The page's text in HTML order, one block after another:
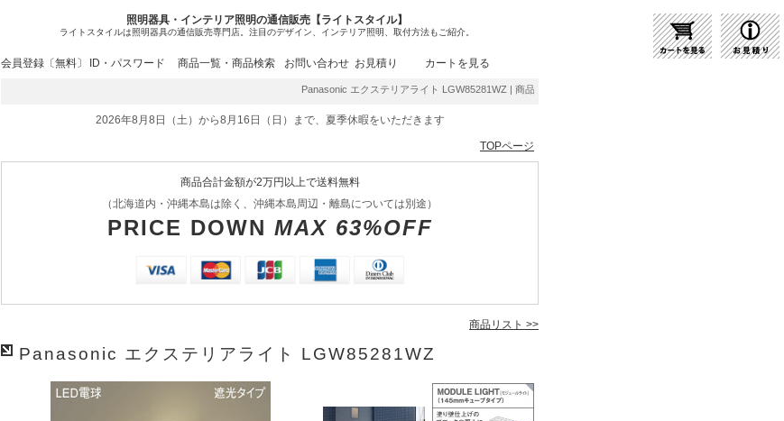
照明器具・インテリア照明の通信販売【ライトスタイル】
ライトスタイルは照明器具の通信販売専門店。注目のデザイン、インテリア照明、取付方法もご紹介。
会員登録〔無料〕 ID・パスワード 商品一覧・商品検索 お問い合わせ お見積り カートを見る
Panasonic エクステリアライト LGW85281WZ | 商品紹介 | 照明器具の通販・インテリア照明の通信販売【ライト
2026年8月8日（土）から8月16日（日）まで、夏季休暇をいただきます
TOPページ
商品合計金額が2万円以上で送料無料
（北海道内・沖縄本島は除く、沖縄本島周辺・離島については別途）
PRICE DOWN MAX 63%OFF
商品リスト >>
Panasonic エクステリアライト LGW85281WZ